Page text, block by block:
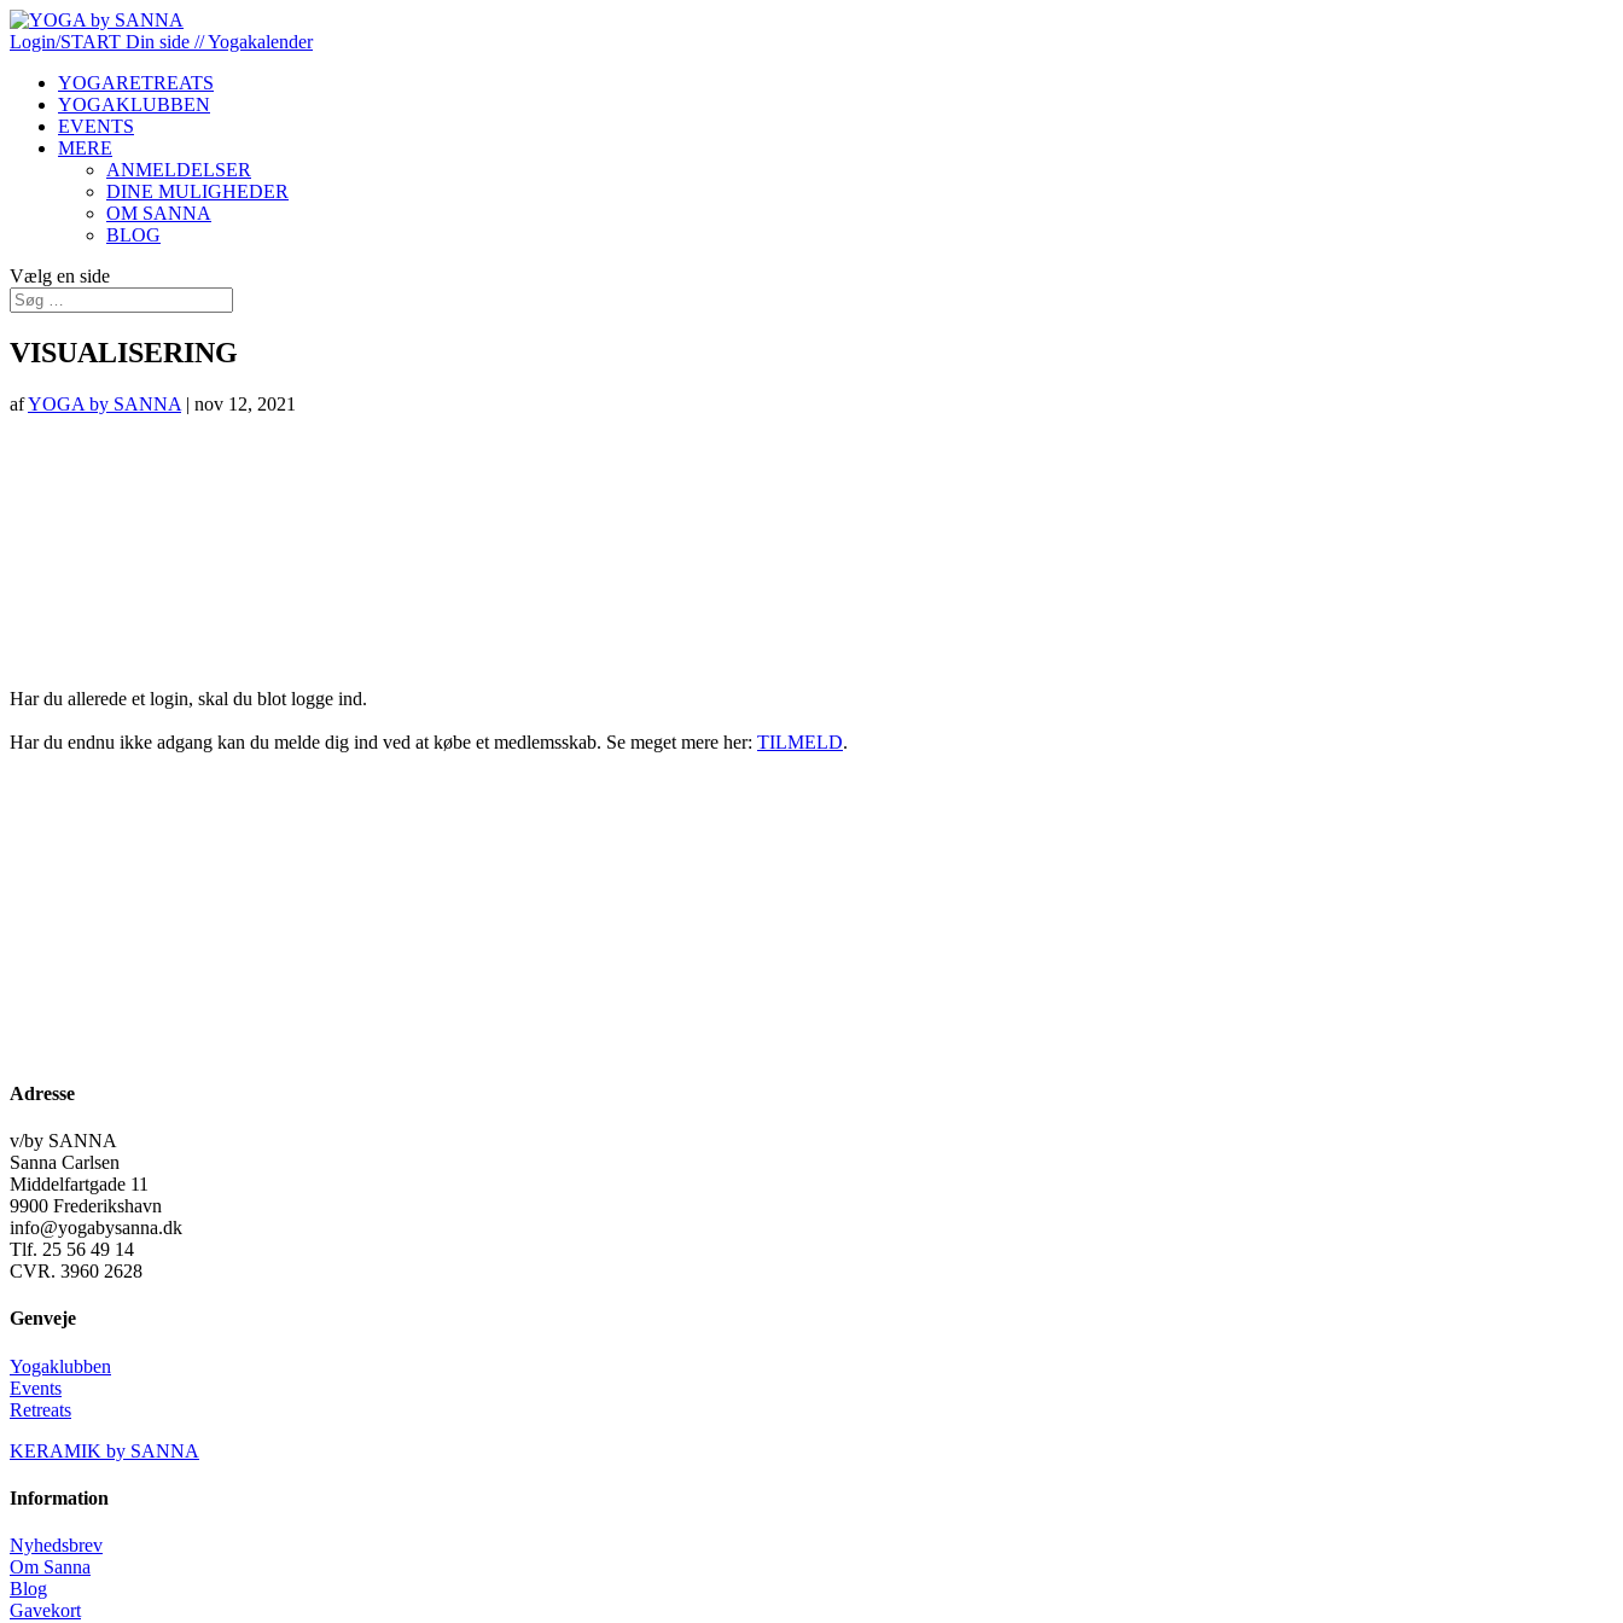
Login/START Din side // Yogakalender
YOGARETREATS
YOGAKLUBBEN
EVENTS
MERE
ANMELDELSER
DINE MULIGHEDER
OM SANNA
BLOG
Vælg en side
VISUALISERING
afYOGA by SANNA | nov 12, 2021
Har du allerede et login, skal du blot logge ind.
Har du endnu ikke adgang kan du melde dig ind ved at købe et medlemsskab. Se meget mere her: TILMELD.
Adresse
v/by SANNA
Sanna Carlsen
Middelfartgade 11
9900 Frederikshavn
info@yogabysanna.dk
Tlf. 25 56 49 14
CVR. 3960 2628
Genveje
Yogaklubben
Events
Retreats
KERAMIK by SANNA
Information
Nyhedsbrev
Om Sanna
Blog
Gavekort